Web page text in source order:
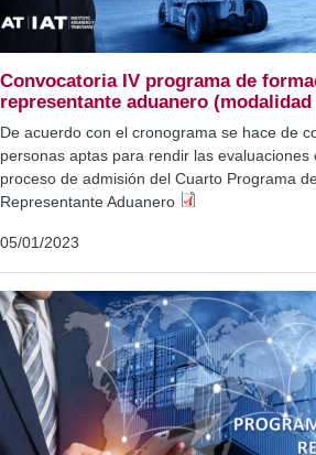
Convocatoria IV programa de
representante aduanero
De acuerdo con el cronograma se hace de
personas aptas para rendir las evaluaciones
proceso de admisión del Cuarto Programa
Representante Aduanero
05/01/2023